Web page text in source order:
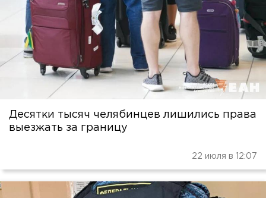
Десятки тысяч челябинцев лишились права
выезжать за границу
22 июля в 12:07